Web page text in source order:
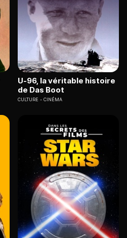
U-96, la véritable histoire
de Das Boot
CULTURE CINÉMA